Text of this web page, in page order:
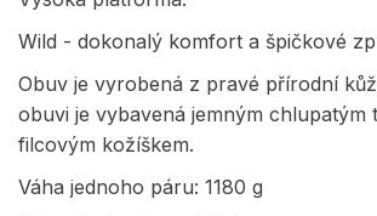
Wild - dokonalý komfort a špičkové
Obuv je vyrobená z pravé přírodní
obuvi je vybavená jemným chlupatým
filcovým kožíškem.
Váha jednoho páru: 1180 g